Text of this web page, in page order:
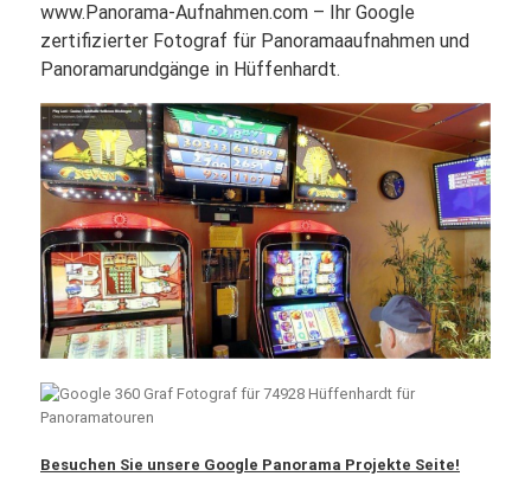
www.Panorama-Aufnahmen.com – Ihr Google
zertifizierter Fotograf für Panoramaaufnahmen und
Panoramarundgänge in Hüffenhardt.
Besuchen Sie unsere Google Panorama Projekte Seite!